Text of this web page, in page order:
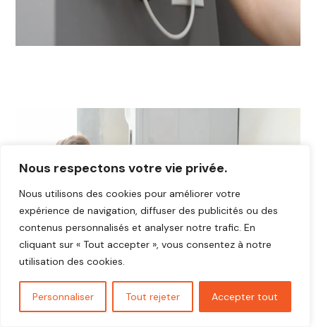
Nous respectons votre vie privée.
Nous utilisons des cookies pour améliorer votre
expérience de navigation, diffuser des publicités ou des
contenus personnalisés et analyser notre trafic. En
cliquant sur « Tout accepter », vous consentez à notre
utilisation des cookies.
Personnaliser Tout rejeter Accepter tout